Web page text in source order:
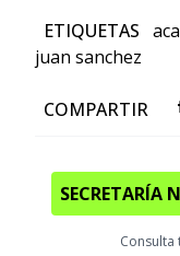
ETIQUETAS
juan sanchez
COMPARTIR
SECRETARÍA